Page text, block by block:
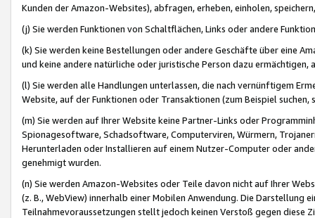
Kunden der Amazon-Websites), abfragen, erheben, einholen,
(j) Sie werden Funktionen von Schaltflächen, Links oder andere
(k) Sie werden keine Bestellungen oder andere Geschäfte über eine
und keine andere natürliche oder juristische Person dazu
(l) Sie werden alle Handlungen unterlassen, die nach vernünftigem
Website, auf der Funktionen oder Transaktionen (zum Beispiel
(m) Sie werden auf Ihrer Website keine Partner-Links oder
Spionagesoftware, Schadsoftware, Computerviren, Würmern,
Herunterladen oder Installieren auf einem Nutzer-Computer oder
genehmigt wurden.
(n) Sie werden Amazon-Websites oder Teile davon nicht auf Ihrer
(z. B., WebView) innerhalb einer Mobilen Anwendung. Die Darstellung
Teilnahmevoraussetzungen stellt jedoch keinen Verstoß gegen diese